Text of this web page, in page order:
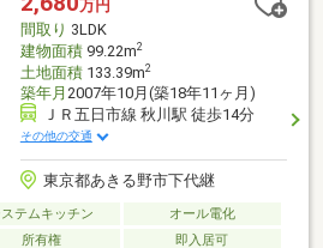
当いたします！住宅ローン無料相談
ください！
万円
間取り 3LDK
建物面積99.22m2
土地面積133.39m2
築年月 2007年10月(築18年11ヶ月)
ＪＲ五日市線 秋川駅 徒歩14分
その他の交通
東京都あきる野市下代継
テムキッチン
オール電化
所有権 即入居可